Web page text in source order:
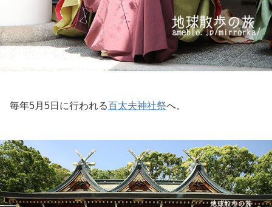
毎年5月5日に行われる百太夫神社祭へ。